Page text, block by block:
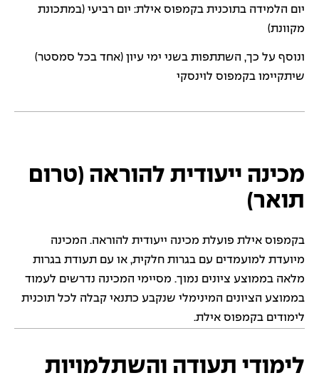
יום הלמידה בתוכנית בקמפוס אילת: יום רביעי (במתכונת
מקוונת)
ונוסף על כך, השתתפות בשני ימי עיון (אחד בכל סמסטר)
שיתקיימו בקמפוס לוינסקי
מכינה ייעודית להוראה (טרום
תואר)
בקמפוס אילת פועלת מכינה ייעודית להוראה. המכינה
מיועדת למועמדים עם בגרות חלקית, או עם תעודת בגרות
מלאה בממוצע ציונים נמוך. מסיימי המכינה נדרשים לעמוד
בממוצע הציונים המינימלי שנקבע כתנאי קבלה לכל תוכנית
לימודים בקמפוס אילת.
לימודי תעודה והשתלמויות